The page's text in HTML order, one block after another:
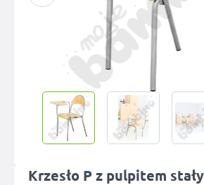
Krzesło P z pulpitem